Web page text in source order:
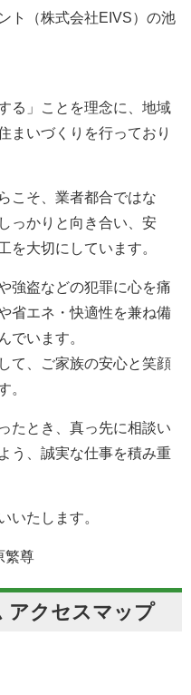
ト（株式会社EIVS）の池
る」ことを理念に、地域
まいづくりを行っており
こそ、業者都合ではな
っかりと向き合い、安
を大切にしています。
強盗などの犯罪に心を痛
省エネ・快適性を兼ね備
でいます。
て、ご家族の安心と笑顔
。
たとき、真っ先に相談い
う、誠実な仕事を積み重
いたします。
繁尊
アクセスマップ